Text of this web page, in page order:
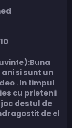
ani si sunt un
. In timpul
cu prietenii
destul de
de el